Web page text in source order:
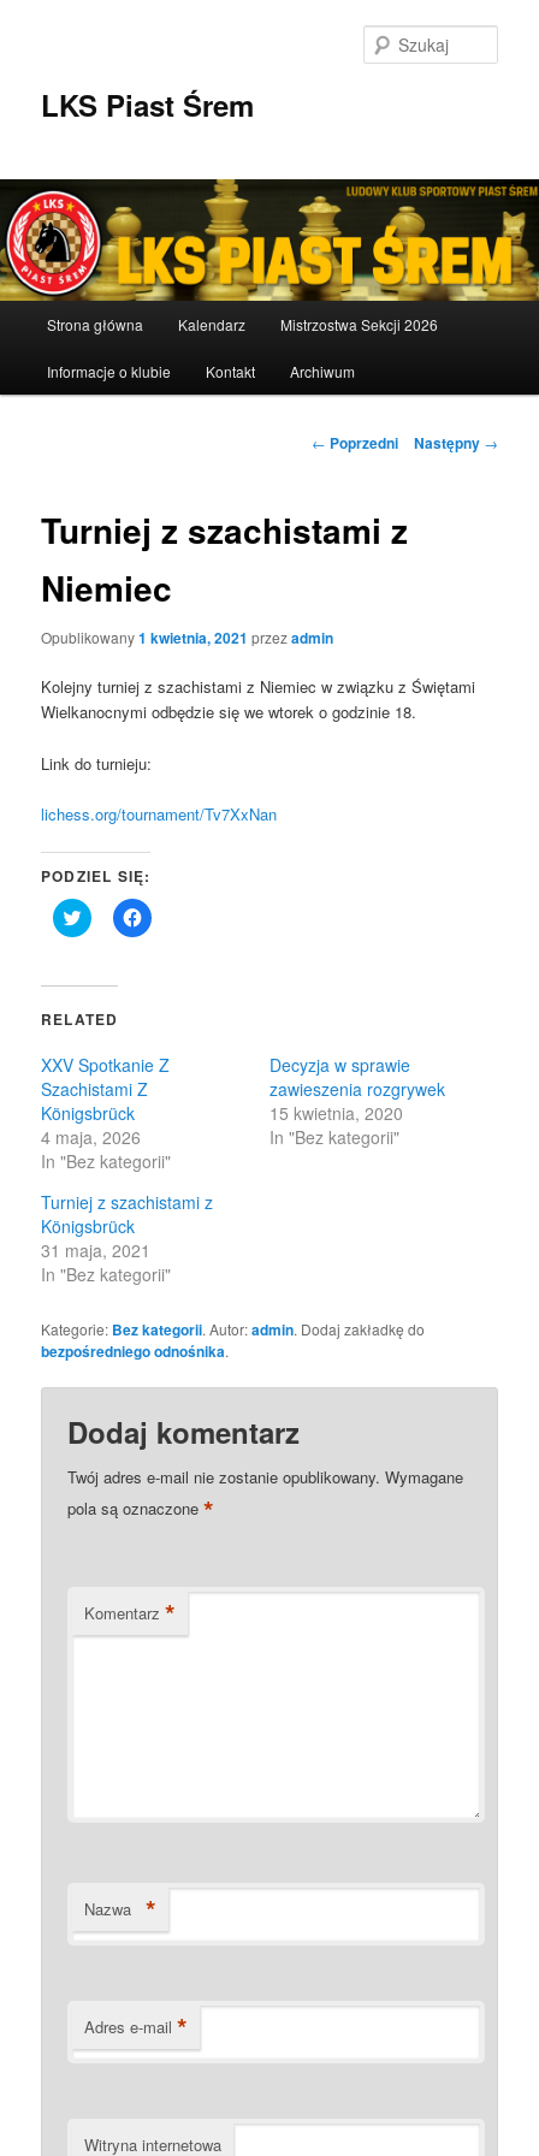
LKS Piast Śrem
Strona główna Kalendarz Mistrzostwa Sekcji 2026
Informacje o klubie Kontakt Archiwum
Nawigacja
← Poprzedni Następny →
Turniej z szachistami z
Niemiec
Opublikowany1 kwietnia, 2021 przezadmin
Kolejny turniej z szachistami z Niemiec w związku z Świętami
Wielkanocnymi odbędzie się we wtorek o godzinie 18.
Link do turnieju:
lichess.org/tournament/Tv7XxNan
PODZIEL SIĘ:
Click
to
(Opens
new
Click
to
RELATED
XXV Spotkanie Z
Szachistami Z
Königsbrück
4 maja, 2026
In "Bez kategorii"
Decyzja w sprawie
zawieszenia rozgrywek
15 kwietnia, 2020
In "Bez kategorii"
Turniej z szachistami z
Königsbrück
31 maja, 2021
In "Bez kategorii"
Kategorie: Bez kategorii. Autor:admin. Dodaj zakładkę do
bezpośredniego odnośnika.
Dodaj komentarz
Twój adres e-mail nie zostanie opublikowany. Wymagane
pola są oznaczone*
Komentarz *
Nazwa *
Adres e-mail *
Witryna internetowa